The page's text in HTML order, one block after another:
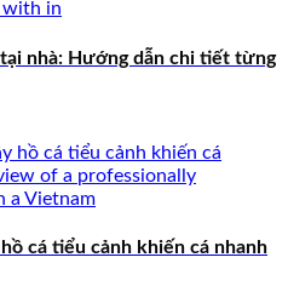
nhà: Hướng dẫn chi tiết từng
cá tiểu cảnh khiến cá nhanh